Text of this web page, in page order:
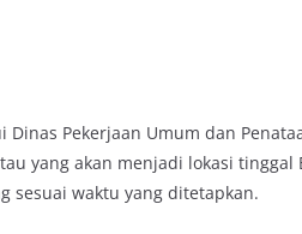
Pekerjaan Umum dan
yang akan menjadi lokasi tinggal
sesuai waktu yang ditetapkan.